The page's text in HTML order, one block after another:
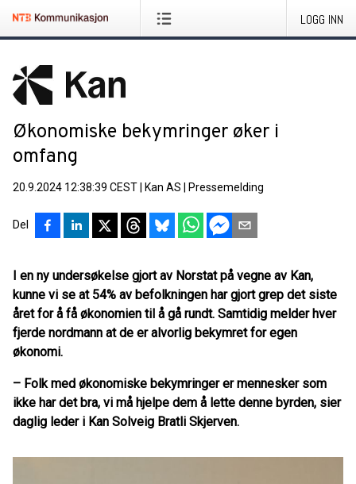
LOGG INN
Økonomiske bekymringer øker i
omfang
20.9.2024 12:38:39 CEST Kan AS Pressemelding
Del
I en ny undersøkelse gjort av Norstat på vegne av Kan,
kunne vi se at 54% av befolkningen har gjort grep det siste
året for å få økonomien til å gå rundt. Samtidig melder hver
fjerde nordmann at de er alvorlig bekymret for egen
økonomi.
– Folk med økonomiske bekymringer er mennesker som
ikke har det bra, vi må hjelpe dem å lette denne byrden, sier
daglig leder i Kan Solveig Bratli Skjerven.